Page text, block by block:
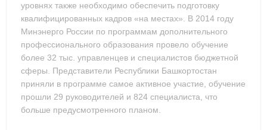
уровнях также необходимо обеспечить подготовку
квалифицированных кадров «на местах». В 2014 году
Минэнерго России по программам дополнительного
профессионального образования провело обучение
более 32 тыс. управленцев и специалистов бюджетной
сферы. Представители Республики Башкортостан
приняли в программе самое активное участие, обучение
прошли 29 руководителей и 824 специалиста, что
больше предусмотренного планом.